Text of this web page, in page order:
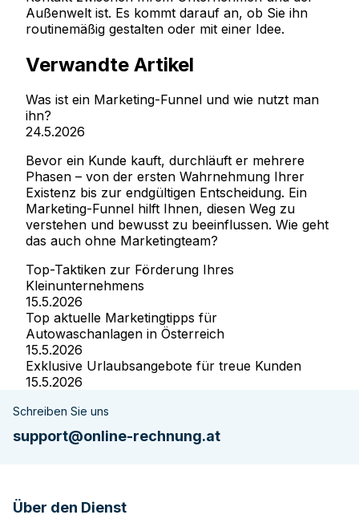
Außenwelt ist. Es kommt darauf an, ob Sie ihn
routinemäßig gestalten oder mit einer Idee.
Verwandte Artikel
Was ist ein Marketing-Funnel und wie nutzt man
ihn?
24.5.2026
Bevor ein Kunde kauft, durchläuft er mehrere
Phasen – von der ersten Wahrnehmung Ihrer
Existenz bis zur endgültigen Entscheidung. Ein
Marketing-Funnel hilft Ihnen, diesen Weg zu
verstehen und bewusst zu beeinflussen. Wie geht
das auch ohne Marketingteam?
Top-Taktiken zur Förderung Ihres
Kleinunternehmens
15.5.2026
Top aktuelle Marketingtipps für
Autowaschanlagen in Österreich
15.5.2026
Exklusive Urlaubsangebote für treue Kunden
15.5.2026
Schreiben Sie uns
support@online-rechnung.at
Über den Dienst